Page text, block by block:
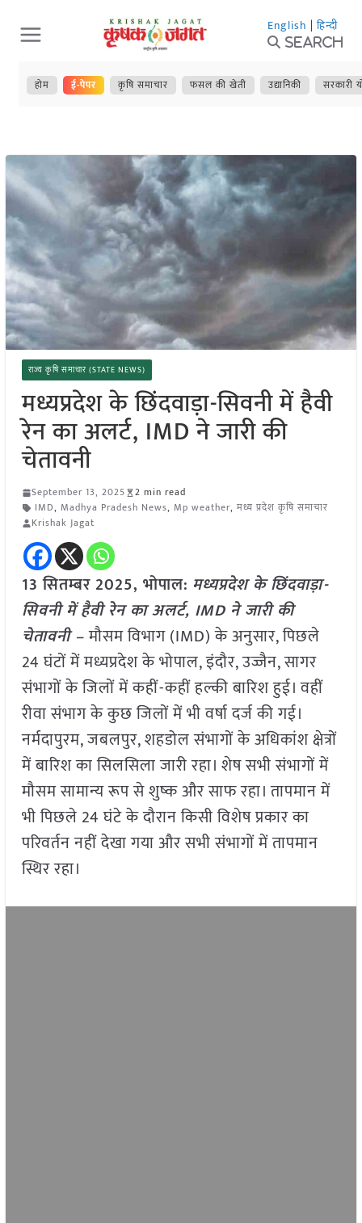
Skip
to
content
English | हिन्दी
Search
होम ई-पेपर कृषि समाचार फसल की खेती उद्यानिकी सरकारी
राज्य कृषि समाचार (STATE NEWS)
मध्यप्रदेश के छिंदवाड़ा-सिवनी में हैवी
रेन का अलर्ट, IMD ने जारी की
चेतावनी
September 13, 2025
2 min read
IMD, Madhya Pradesh News, Mp weather, मध्य प्रदेश कृषि समाचार
Krishak Jagat
13 सितम्बर 2025, भोपाल: मध्यप्रदेश के छिंदवाड़ा-
सिवनी में हैवी रेन का अलर्ट, IMD ने जारी की
चेतावनी –मौसम विभाग (IMD) के अनुसार, पिछले
24 घंटों में मध्यप्रदेश के भोपाल, इंदौर, उज्जैन, सागर
संभागों के जिलों में कहीं-कहीं हल्की बारिश हुई। वहीं
रीवा संभाग के कुछ जिलों में भी वर्षा दर्ज की गई।
नर्मदापुरम, जबलपुर, शहडोल संभागों के अधिकांश क्षेत्रों
में बारिश का सिलसिला जारी रहा। शेष सभी संभागों में
मौसम सामान्य रूप से शुष्क और साफ रहा। तापमान में
भी पिछले 24 घंटे के दौरान किसी विशेष प्रकार का
परिवर्तन नहीं देखा गया और सभी संभागों में तापमान
स्थिर रहा।